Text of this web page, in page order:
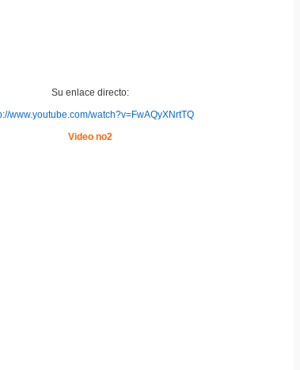
Su enlace directo:
www.youtube.com/watch?v=FwAQyXNrtTQ
Video no2